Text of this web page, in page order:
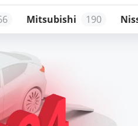
Mitsubishi 190